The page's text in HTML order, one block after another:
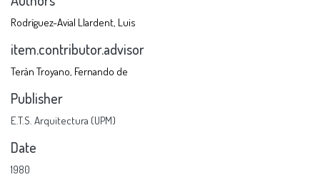
Rodríguez-Avial Llardent, Luis
item.contributor.advisor
Terán Troyano, Fernando de
Publisher
E.T.S. Arquitectura (UPM)
Date
1980